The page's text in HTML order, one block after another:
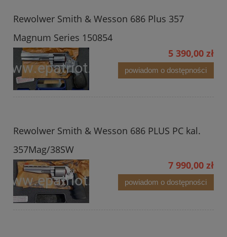
Rewolwer Smith & Wesson 686 Plus 357
Magnum Series 150854
5 390,00 zł
powiadom o dostępności
Rewolwer Smith & Wesson 686 PLUS PC kal.
357Mag/38SW
7 990,00 zł
powiadom o dostępności